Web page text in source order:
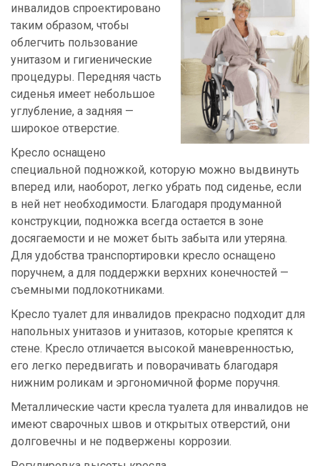
инвалидов спроектировано
таким образом, чтобы
облегчить пользование
унитазом и гигиенические
процедуры. Передняя часть
сиденья имеет небольшое
углубление, а задняя —
широкое отверстие.
Кресло оснащено
специальной подножкой, которую можно выдвинуть
вперед или, наоборот, легко убрать под сиденье, если
в ней нет необходимости. Благодаря продуманной
конструкции, подножка всегда остается в зоне
досягаемости и не может быть забыта или утеряна.
Для удобства транспортировки кресло оснащено
поручнем, а для поддержки верхних конечностей —
съемными подлокотниками.
Кресло туалет для инвалидов прекрасно подходит для
напольных унитазов и унитазов, которые крепятся к
стене. Кресло отличается высокой маневренностью,
его легко передвигать и поворачивать благодаря
нижним роликам и эргономичной форме поручня.
Металлические части кресла туалета для инвалидов не
имеют сварочных швов и открытых отверстий, они
долговечны и не подвержены коррозии.